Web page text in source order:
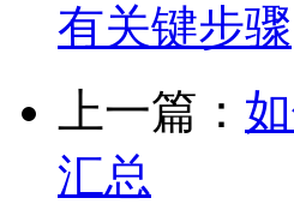
有关键步骤
上一篇：
汇总